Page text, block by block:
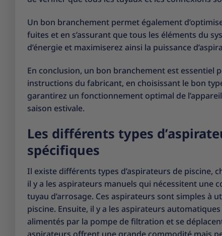
Un bon branchement permet également
fuites et en s’assurant que tous les éléments du
d’énergie et maximiserez ainsi la puissance
En conclusion, un bon branchement est essentiel
instructions du fabricant, en choisissant le bon
garantirez un fonctionnement optimal de
saison estivale.
Les différents types
spécifiques
Il existe différents types d’aspirateurs de piscine,
il y a les aspirateurs manuels qui nécessitent une
tuyau d’arrosage. Ces aspirateurs sont simples à
piscine. Ensuite, il y a les aspirateurs
alimentés par la pompe de filtration et se
aspirateurs offrent une grande commodité mais